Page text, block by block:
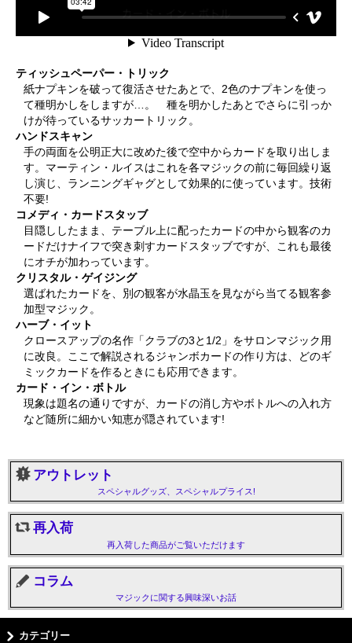
ティッシュペーパー・トリック
紙ナプキンを破って復活させたあとで、2色のナプキンを使っ
て種明かしをしますが…。 種を明かしたあとでさらに引っか
けが待っているサッカートリック。
ハンドスキャン
手の両面を公明正大に改めた後で空中からカードを取り出しま
す。マーティン・ルイスはこれを各マジックの前に毎回繰り返
し演じ、ランニングギャグとして効果的に使っています。技術
不要!
コメディ・カードスタッブ
目隠ししたまま、テーブル上に配ったカードの中から観客のカ
ードだけナイフで突き刺すカードスタッブですが、これも最後
にオチが加わっています。
クリスタル・ゲイジング
選ばれたカードを、別の観客が水晶玉を見ながら当てる観客参
加型マジック。
ハーブ・イット
クロースアップの名作「クラブの3と1/2」をサロンマジック用
に改良。ここで解説されるジャンボカードの作り方は、どのギ
ミックカードを作るときにも応用できます。
カード・イン・ボトル
現象は題名の通りですが、カードの消し方やボトルへの入れ方
など随所に細かい知恵が隠されています!
アウトレット
スペシャルグッズ、スペシャルプライス!
再入荷
再入荷した商品がご覧いただけます
コラム
マジックに関する興味深いお話
カテゴリー